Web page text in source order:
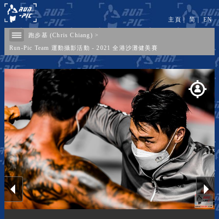
跑步基 (Chris Chiang) >
Run-Pic Team 運動攝影活動 - 2021 全港沙灘健美賽
主頁 | 简| EN